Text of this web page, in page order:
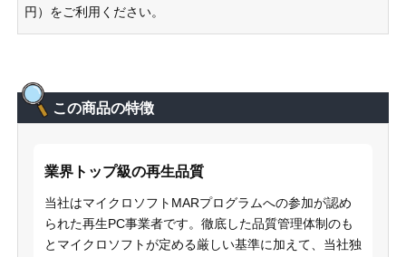
円）をご利用ください。
この商品の特徴
業界トップ級の再生品質
当社はマイクロソフトMARプログラムへの参加が認め
られた再生PC事業者です。徹底した品質管理体制のも
とマイクロソフトが定める厳しい基準に加えて、当社独